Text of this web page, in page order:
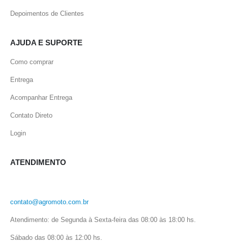
Depoimentos de Clientes
AJUDA E SUPORTE
Como comprar
Entrega
Acompanhar Entrega
Contato Direto
Login
ATENDIMENTO
contato@agromoto.com.br
Atendimento: de Segunda à Sexta-feira das 08:00 às 18:00 hs.
Sábado das 08:00 às 12:00 hs.